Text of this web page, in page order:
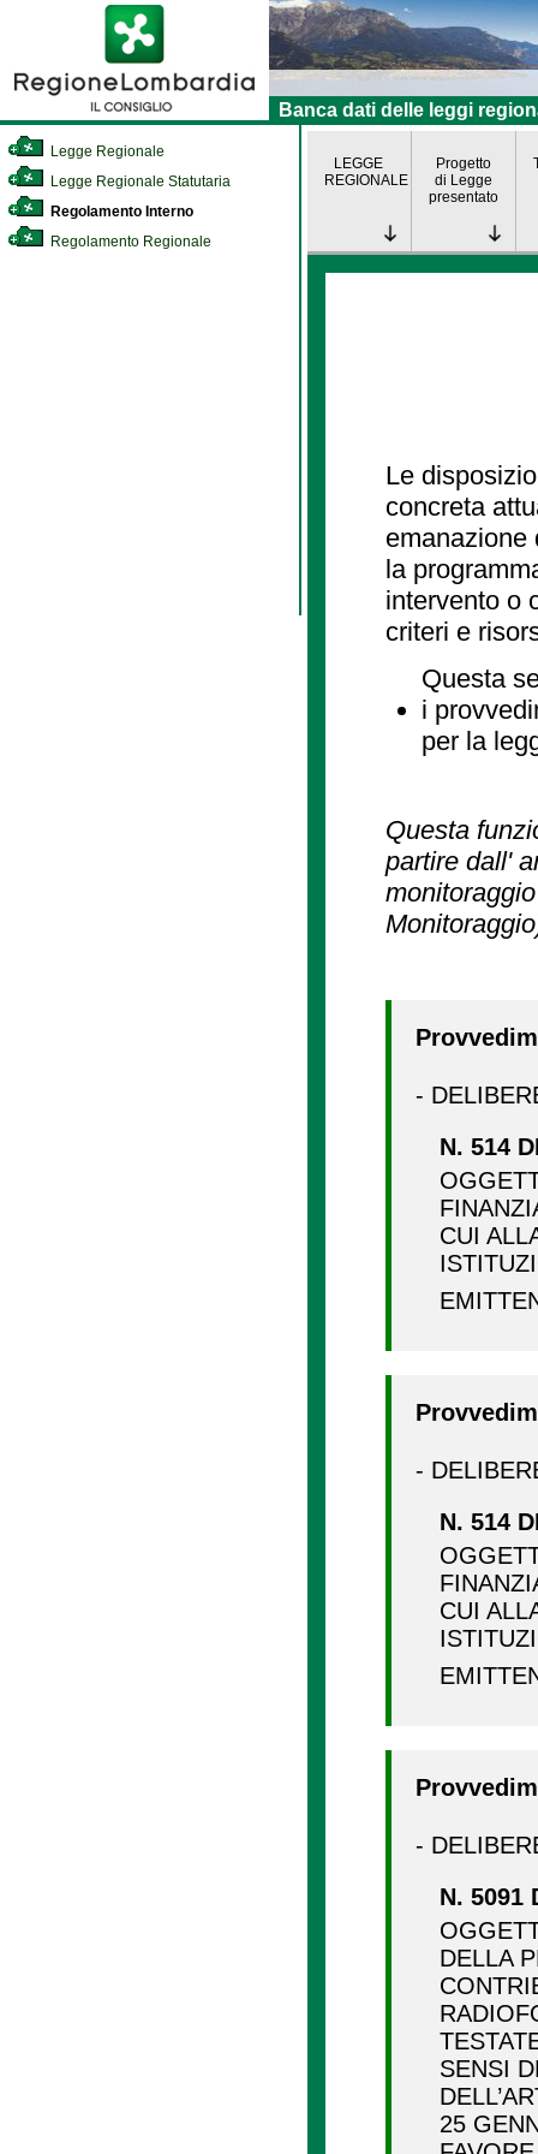
Banca dati delle leggi
Legge Regionale
Legge Regionale Statutaria
Regolamento Interno
Regolamento Regionale
LEGGE
REGIONALE
Progetto
di Legge
presentato
Le
concreta
emanazione
la
intervento o
criteri e
Questa
i
per la
Questa
partire dall'
-
N. 514
CUI
-
N. 514
CUI
-
N. 5091
DELLA
SENSI
25